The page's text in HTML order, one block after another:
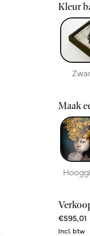
Kleur
Maak
€595,01
Incl. btw